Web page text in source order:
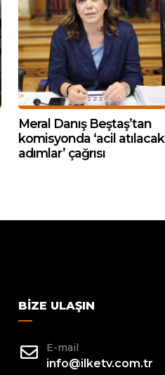
Meral Danış Beştaş’tan
komisyonda ‘acil atılacak
adımlar’ çağrısı
BIZE ULAŞIN
E-mail
info@ilketv.com.tr